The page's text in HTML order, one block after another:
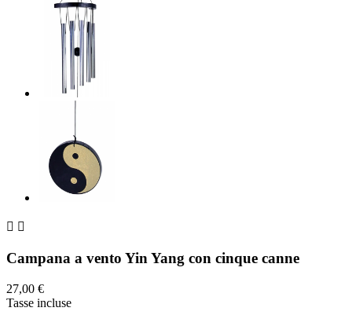
 
Campana a vento Yin Yang con cinque canne
27,00 €
Tasse incluse